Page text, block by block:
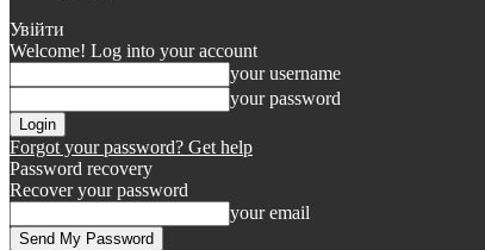
Увійти
Welcome! Log into your account
your username
your password
Forgot your password? Get help
Password recovery
Recover your password
your email